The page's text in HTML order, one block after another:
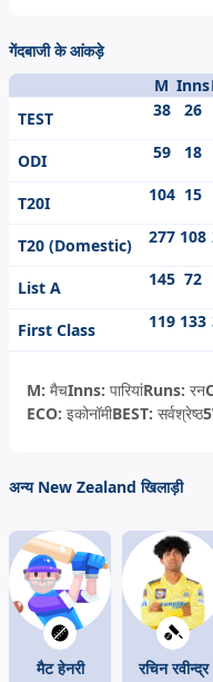
गेंदबाजी के आंकड़े
M Inns
TEST
38 26
ODI 59 18
T20I 104 15
T20 (Domestic) 277 108
List A 145 72
First Class 119 133
M: मैचInns: पारियांRuns: रन
ECO: इकोनॉमीBEST: सर्वश्रेष्ठ
अन्य New Zealand खिलाड़ी
मैट हेनरी
रचिन रवीन्द्र